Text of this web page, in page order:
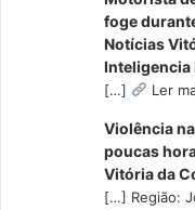
foge
Notícias
Inteligencia
[…] Ler
Violência
poucas
Vitória da
[…] Região: